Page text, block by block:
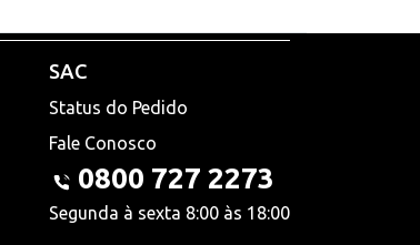
SAC
Status do Pedido
Fale Conosco
0800 727 2273
Segunda à sexta 8:00 às 18:00